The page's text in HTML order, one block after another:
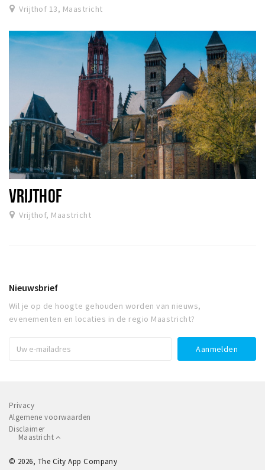
Vrijthof 13, Maastricht
VRIJTHOF
Vrijthof, Maastricht
Nieuwsbrief
Wil je op de hoogte gehouden worden van nieuws,
evenementen en locaties in de regio Maastricht?
Privacy
Algemene voorwaarden
Disclaimer
Maastricht
© 2026, The City App Company